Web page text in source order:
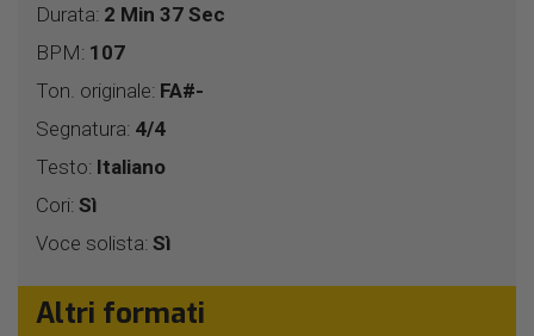
Durata: 2 Min 37 Sec
BPM: 107
Ton. originale: FA#-
Segnatura: 4/4
Testo: Italiano
Cori: Sì
Voce solista: Sì
Altri formati